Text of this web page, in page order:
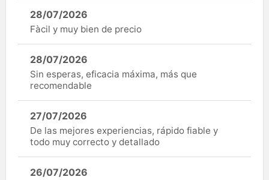
28/07/2026
Fàcil y muy bien de precio
28/07/2026
Sin esperas, eficacia máxima, más que
recomendable
27/07/2026
De las mejores experiencias, rápido fiable y
todo muy correcto y detallado
26/07/2026